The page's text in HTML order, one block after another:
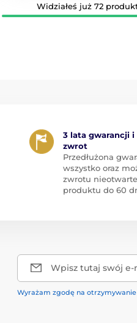
Widziałeś już 72
3 lata gwarancji i
zwrot
Przedłużona
wszystko oraz
zwrotu
produktu do 60
Wpisz tutaj swój e-
Wyrażam zgodę na